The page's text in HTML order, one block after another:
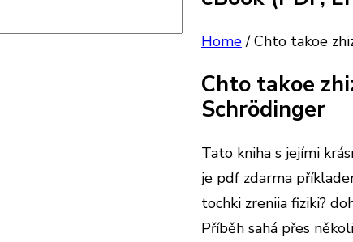
Home/Chto takoe
Chto takoe
Schrödinger
Tato kniha s jejími
je pdf zdarma
tochki zreniia fiziki?
Příběh sahá přes